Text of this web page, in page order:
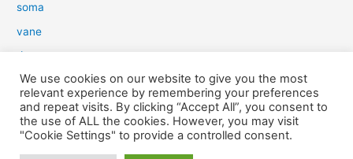
:
soma
vane
dow
slim
aure
light
We use cookies on our website to give you the most
relevant experience by remembering your preferences
and repeat visits. By clicking “Accept All”, you consent to
the use of ALL the cookies. However, you may visit
"Cookie Settings" to provide a controlled consent.